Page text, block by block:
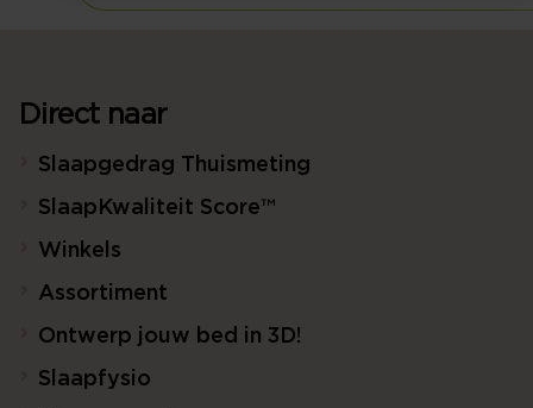
Direct naar
Slaapgedrag Thuismeting
SlaapKwaliteit Score™
Winkels
Assortiment
Ontwerp jouw bed in 3D!
Slaapfysio